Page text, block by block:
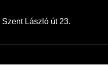
Szent László út 23.